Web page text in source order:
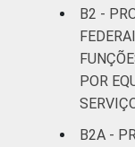
B2 -
POR
B2A -